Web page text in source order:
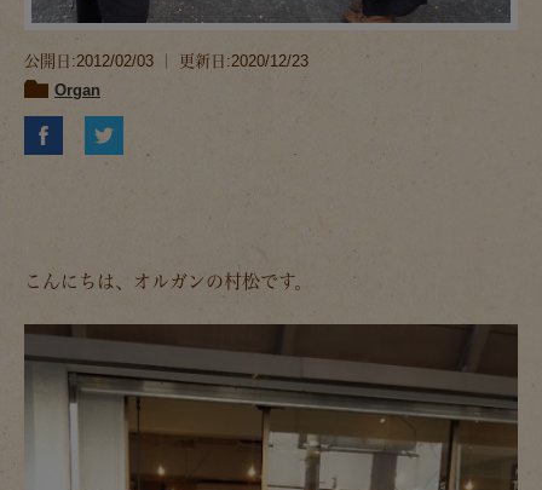
公開日:2012/02/03 ｜ 更新日:2020/12/23
Organ
こんにちは、オルガンの村松です。